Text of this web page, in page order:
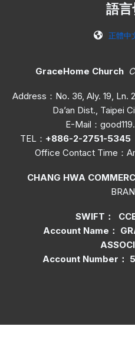
語
正體中
GraceHome Church
Address：No. 36, Aly. 19, Ln.
Da’an Dist., Taipei
E-Mail：
TEL： +886-2-2751-5345
Office Contact Time ：
CHANG HWA
SWIFT：
Account Name：
Account Number：